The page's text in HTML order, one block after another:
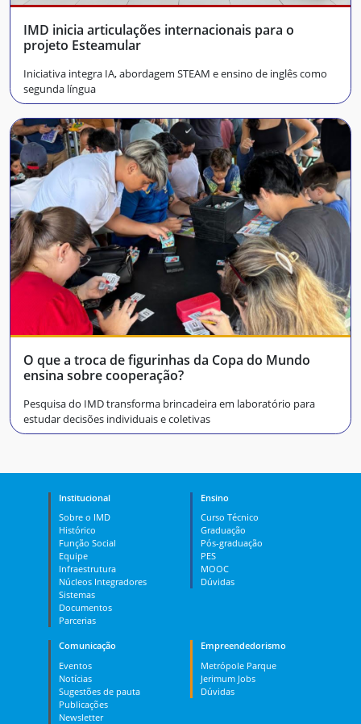
IMD inicia articulações internacionais para o
projeto Esteamular
Iniciativa integra IA, abordagem STEAM e ensino de inglês como
segunda língua
O que a troca de figurinhas da Copa do Mundo
ensina sobre cooperação?
Pesquisa do IMD transforma brincadeira em laboratório para
estudar decisões individuais e coletivas
Institucional
Sobre o IMD
Histórico
Função Social
Equipe
Infraestrutura
Núcleos Integradores
Sistemas
Documentos
Parcerias
Ensino
Curso Técnico
Graduação
Pós-graduação
PES
MOOC
Dúvidas
Comunicação
Eventos
Notícias
Sugestões de pauta
Publicações
Newsletter
Empreendedorismo
Metrópole Parque
Jerimum Jobs
Dúvidas